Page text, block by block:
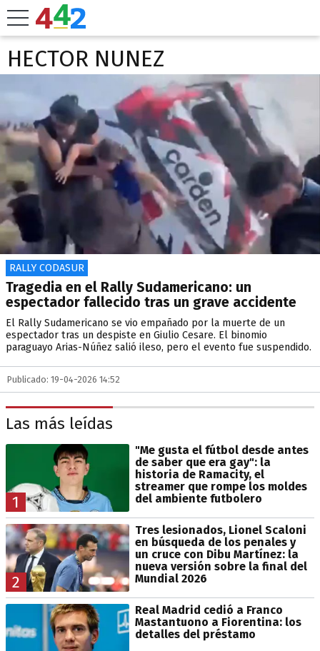
HECTOR NUNEZ
RALLY CODASUR
Tragedia en el Rally Sudamericano: un
espectador fallecido tras un grave accidente
El Rally Sudamericano se vio empañado por la muerte de un
espectador tras un despiste en Giulio Cesare. El binomio
paraguayo Arias-Núñez salió ileso, pero el evento fue suspendido.
Publicado: 19-04-2026 14:52
Las más leídas
1
"Me gusta el fútbol desde antes
de saber que era gay": la
historia de Ramacity, el
streamer que rompe los moldes
del ambiente futbolero
2
Tres lesionados, Lionel Scaloni
en búsqueda de los penales y
un cruce con Dibu Martínez: la
nueva versión sobre la final del
Mundial 2026
Real Madrid cedió a Franco
Mastantuono a Fiorentina: los
detalles del préstamo